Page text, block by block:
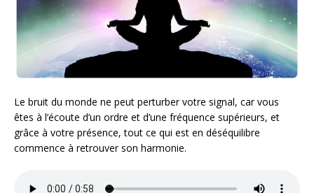
Le bruit du monde ne peut perturber votre signal, car vous
êtes à l’écoute d’un ordre et d’une fréquence supérieurs, et
grâce à votre présence, tout ce qui est en déséquilibre
commence à retrouver son harmonie.